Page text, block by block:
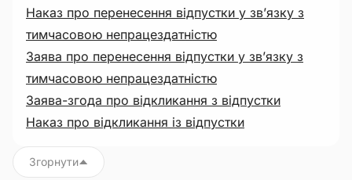
Наказ про перенесення відпустки у зв’язку з
тимчасовою непрацездатністю
Заява про перенесення відпустки у зв’язку з
тимчасовою непрацездатністю
Заява-згода про відкликання з відпустки
Наказ про відкликання із відпустки
Згорнути